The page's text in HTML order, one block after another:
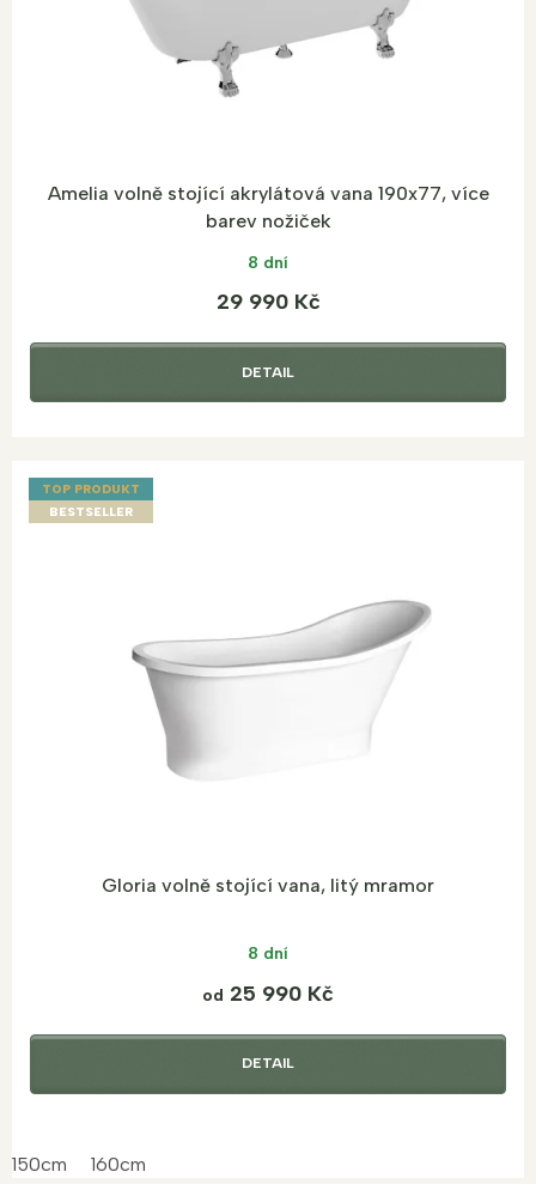
Amelia volně stojící akrylátová vana 190x77, více
barev nožiček
8 dní
29 990 Kč
DETAIL
TOP PRODUKT
BESTSELLER
Gloria volně stojící vana, litý mramor
8 dní
od 25 990 Kč
DETAIL
150cm 160cm